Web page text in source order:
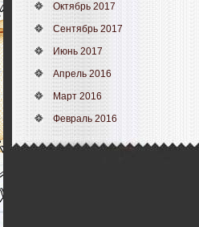
Октябрь 2017
Сентябрь 2017
Июнь 2017
Апрель 2016
Март 2016
Февраль 2016